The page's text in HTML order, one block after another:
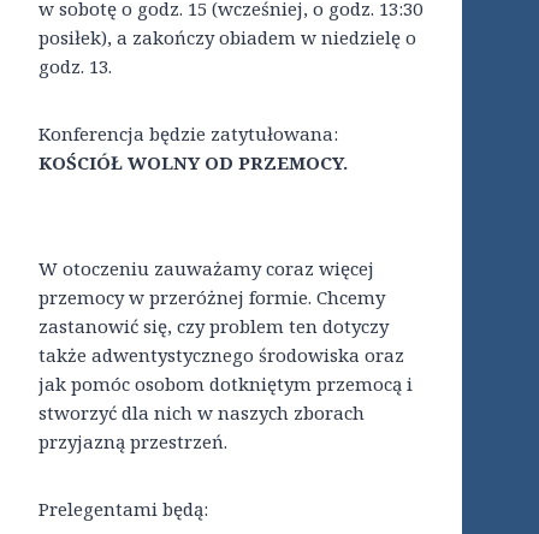
w sobotę o godz. 15 (wcześniej, o godz. 13:30
posiłek), a zakończy obiadem w niedzielę o
godz. 13.
Konferencja będzie zatytułowana:
KOŚCIÓŁ WOLNY OD PRZEMOCY.
W otoczeniu zauważamy coraz więcej
przemocy w przeróżnej formie. Chcemy
zastanowić się, czy problem ten dotyczy
także adwentystycznego środowiska oraz
jak pomóc osobom dotkniętym przemocą i
stworzyć dla nich w naszych zborach
przyjazną przestrzeń.
Prelegentami będą: